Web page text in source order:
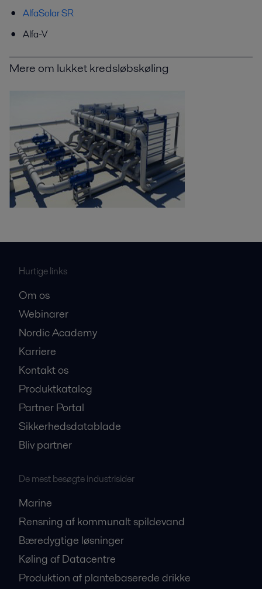
AlfaSolar SR
Alfa-V
Mere om lukket kredsløbskøling
Hurtige links
Om os
Webinarer
Nordic Academy
Karriere
Kontakt os
Produktkatalog
Partner Portal
Sikkerhedsdatablade
Bliv partner
De mest besøgte industrisider
Marine
Rensning af kommunalt spildevand
Bæredygtige løsninger
Køling af Datacentre
Produktion af plantebaserede drikke